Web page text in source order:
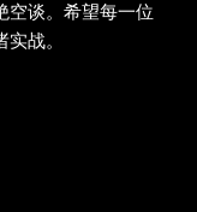
空谈。希望每一位
战。